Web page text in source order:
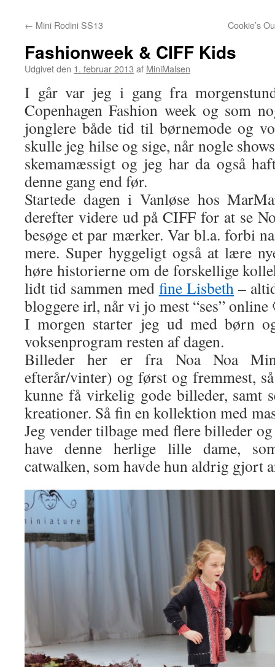
← Mini Rodini SS13 Cookie’s
Fashionweek & CIFF Kids
Udgivet den 1. februar 2013 af MiniMalsen
I går var jeg i gang fra
Copenhagen Fashion week og som
jonglere både tid til børnemode og
skulle jeg hilse og sige, når nogle
skemamæssigt og jeg har da også
denne gang end før.
Startede dagen i Vanløse hos
derefter videre ud på CIFF for at se
besøge et par mærker. Var bl.a. forbi
mere. Super hyggeligt også at lære
høre historierne om de forskellige
lidt tid sammen med fine Lisbeth–
bloggere irl, når vi jo mest “ses” online
I morgen starter jeg ud med børn
voksenprogram resten af dagen.
Billeder her er fra Noa Noa
efterår/vinter) og først og fremmest,
kunne få virkelig gode billeder, samt
kreationer. Så fin en kollektion med
Jeg vender tilbage med flere billeder
have denne herlige lille dame,
catwalken, som havde hun aldrig gjort